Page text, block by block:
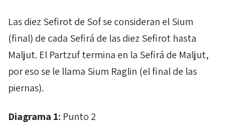
Las diez Sefirotde Sofse consideran elSium
(final) de cada Sefirá de las diez Sefirot hasta
Maljut. El Partzuftermina en la Sefirá de Maljut,
por eso se le llama Sium Raglin (el final de las
piernas).
Diagrama 1: Punto 2